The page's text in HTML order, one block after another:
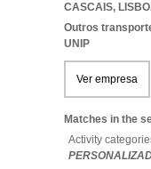
CASCAIS,
Outros
UNIP
Ver empresa
Matches in the
Activity